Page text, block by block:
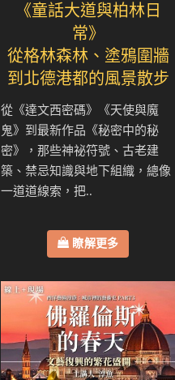
《童話大道與柏林日
常》
從格林森林、塗鴉圍牆
到北德港都的風景散步
從《達文西密碼》《天使與魔
鬼》到最新作品《秘密中的秘
密》，那些神祕符號、古老建
築、禁忌知識與地下組織，總像
一道道線索，把..
瞭解更多